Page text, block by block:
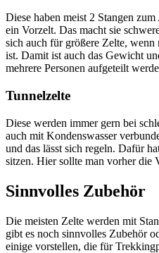
Diese haben meist 2 Stangen
ein Vorzelt. Das macht sie
sich auch für größere Zelte,
ist. Damit ist auch das Gewicht
mehrere Personen aufgeteilt
Tunnelzelte
Diese werden immer gern bei
auch mit Kondenswasser
und das lässt sich regeln. Dafür
sitzen. Hier sollte man vorher die
Sinnvolles Zubehör
Die meisten Zelte werden mit
gibt es noch sinnvolles Zubehör
einige vorstellen, die für